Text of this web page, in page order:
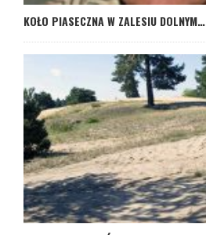
KOŁO PIASECZNA W ZALESIU DOLNYM…